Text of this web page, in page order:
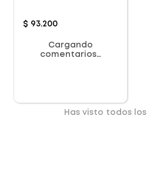
$ 93.200
Cargando
comentarios…
Has visto todos los